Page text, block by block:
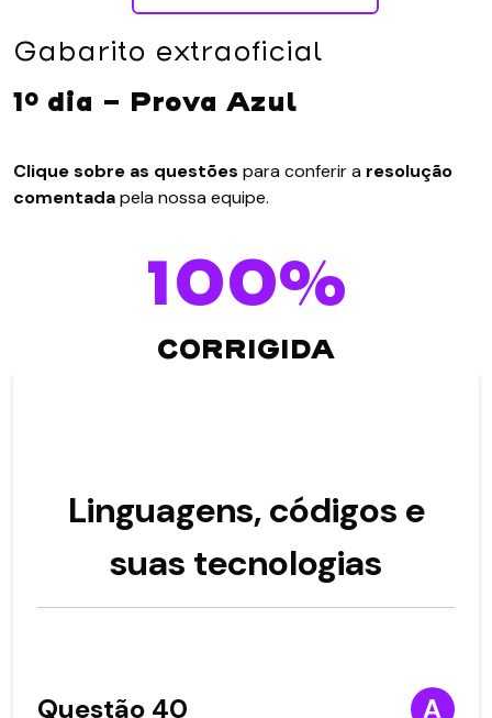
Gabarito extraoficial
1º dia - Prova Azul
Clique sobre as questões para conferir a resolução
comentadapela nossa equipe.
100%
CORRIGIDA
Linguagens, códigos e
suas tecnologias
Questão 40 A